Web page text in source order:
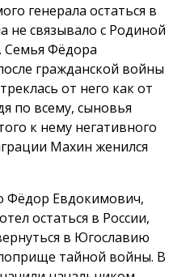
генерала остаться в
не связывало с Родиной
Семья Фёдора
гражданской войны
от него как от
по всему, сыновья
к нему негативного
Махин женился
Фёдор Евдокимович,
остаться в России,
в Югославию
тайной войны. В